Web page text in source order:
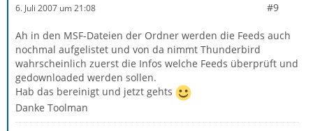
6. Juli 2007 um 21:08 #9
Ah in den MSF-Dateien der Ordner werden die Feeds auch
nochmal aufgelistet und von da nimmt Thunderbird
wahrscheinlich zuerst die Infos welche Feeds überprüft und
gedownloaded werden sollen.
Hab das bereinigt und jetzt gehts
Danke Toolman